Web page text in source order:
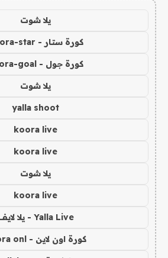
يلا شوت
كورة ستار - koora-star
كورة جول - koora-goal
يلا شوت
yalla shoot
koora live
koora live
يلا شوت
koora live
Yalla Live - يلا لايف
كورة اون لاين - koora onl